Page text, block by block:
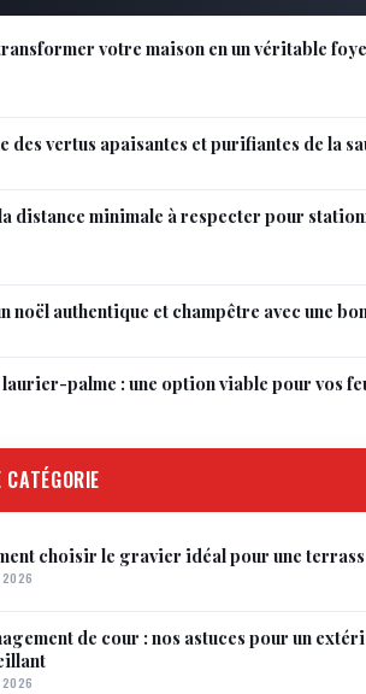
votre maison en un véritable
des vertus apaisantes et purifiantes de la
distance minimale à respecter pour
noël authentique et champêtre avec une
palme : une option viable pour vos
choisir le gravier idéal pour une
2026
de cour : nos astuces pour un
2026